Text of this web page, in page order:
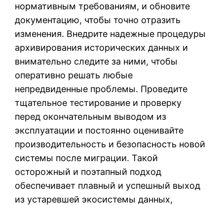
нормативным требованиям, и обновите
документацию, чтобы точно отразить
изменения. Внедрите надежные процедуры
архивирования исторических данных и
внимательно следите за ними, чтобы
оперативно решать любые
непредвиденные проблемы. Проведите
тщательное тестирование и проверку
перед окончательным выводом из
эксплуатации и постоянно оценивайте
производительность и безопасность новой
системы после миграции. Такой
осторожный и поэтапный подход
обеспечивает плавный и успешный выход
из устаревшей экосистемы данных,